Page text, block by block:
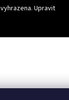
Upravit